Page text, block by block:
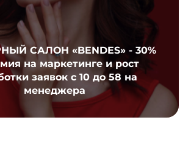
САЛОН «BENDES» - 30%
на маркетинге и рост
заявок с 10 до 58 на
менеджера